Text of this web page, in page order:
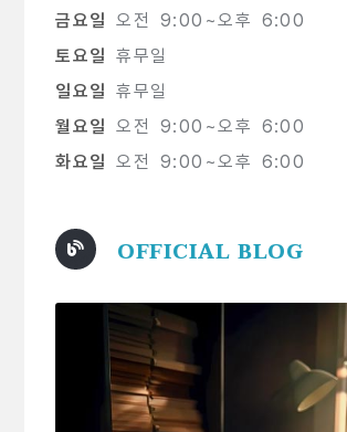
금요일 오전 9:00~오후 6:00
토요일 휴무일
일요일 휴무일
월요일 오전 9:00~오후 6:00
화요일 오전 9:00~오후 6:00
OFFICIAL BLOG